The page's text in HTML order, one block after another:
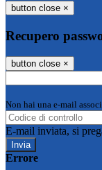
button close ×
Recupero
button close ×
Non hai una e-mail
E-mail inviata, si
Errore